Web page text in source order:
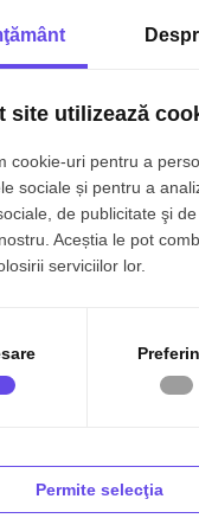
acces direct din
se vinde complet
calorifere in
cuptor, hota, TV.
si finisaje din lemn
functional si
detine
direct contractul
regimului
Lift
site utilizează
cookie-uri pentru a
sociale și pentru a
de publicitate şi
Aceștia le pot
serviciilor lor.
Permite selecţia